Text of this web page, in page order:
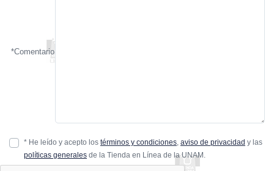
*Comentario
* He leído y acepto los términos y condiciones, aviso de privacidad y las
políticas generales de la Tienda en Línea de la UNAM.